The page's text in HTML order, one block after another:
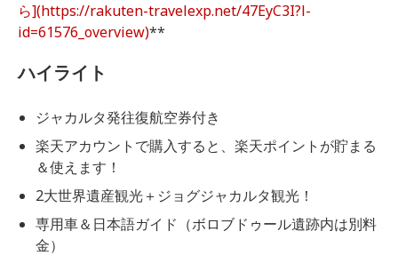
ら](https://rakuten-travelexp.net/47EyC3I?l-
id=61576_overview)**
ハイライト
ジャカルタ発往復航空券付き
楽天アカウントで購入すると、楽天ポイントが貯まる
＆使えます！
2大世界遺産観光＋ジョグジャカルタ観光！
専用車＆日本語ガイド（ボロブドゥール遺跡内は別料
金）